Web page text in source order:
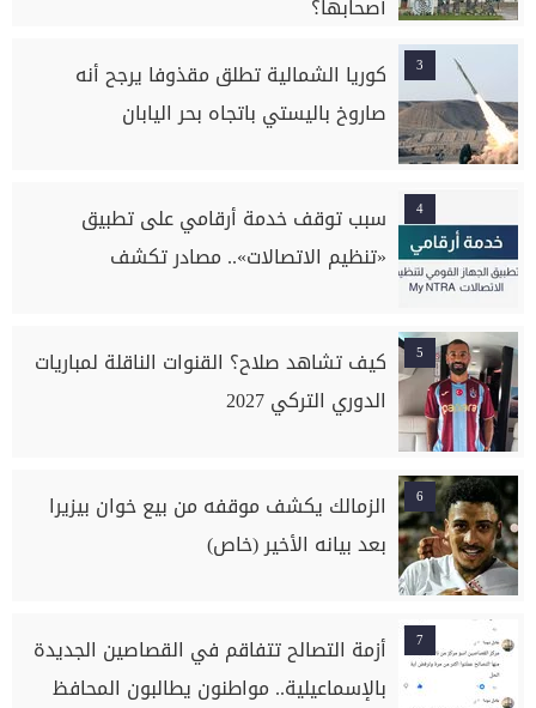
أصحابها؟
3
كوريا الشمالية تطلق مقذوفا يرجح أنه
صاروخ باليستي باتجاه بحر اليابان
4
سبب توقف خدمة أرقامي على تطبيق
«تنظيم الاتصالات».. مصادر تكشف
5
كيف تشاهد صلاح؟ القنوات الناقلة لمباريات
الدوري التركي 2027
6
الزمالك يكشف موقفه من بيع خوان بيزيرا
بعد بيانه الأخير (خاص)
7
أزمة التصالح تتفاقم في القصاصين الجديدة
بالإسماعيلية.. مواطنون يطالبون المحافظ